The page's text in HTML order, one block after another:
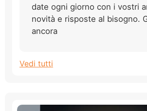
date ogni giorno con i vostri
novità e risposte al bisogno.
ancora
Vedi tutti